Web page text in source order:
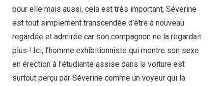
pour elle mais aussi, cela est très important, Séverine
est tout simplement transcendée d’être à nouveau
regardée et admirée car son compagnon ne la regardait
plus ! Ici, l’homme exhibitionniste qui montre son sexe
en érection à l’étudiante assise dans la voiture est
surtout perçu par Séverine comme un voyeur qui la